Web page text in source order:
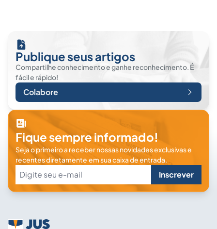
Publique seus artigos
Compartilhe conhecimento e ganhe reconhecimento. É
fácil e rápido!
Colabore
Fique sempre informado!
Seja o primeiro a receber nossas novidades exclusivas e
recentes diretamente em sua caixa de entrada.
Inscrever